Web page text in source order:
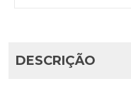
DESCRIÇÃO